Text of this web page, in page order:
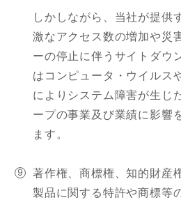
しかしながら、当社が提供
激なアクセス数の増加や災
ーの停止に伴うサイトダウ
はコンピュータ・ウイルス
によりシステム障害が生じ
ープの事業及び業績に影響
ます。
著作権、商標権、知的財産
製品に関する特許や商標等